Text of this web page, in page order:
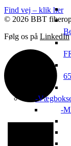
Find vej – klik her
© 2026 BBT
Følg os på LinkedIn